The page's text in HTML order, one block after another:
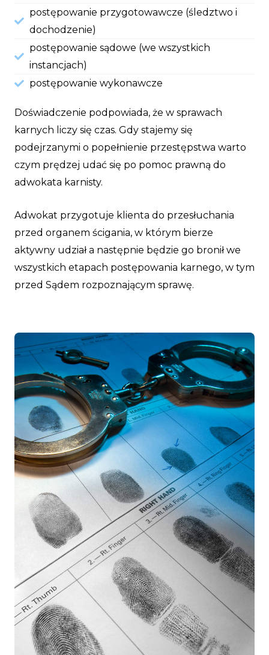
postępowanie przygotowawcze (śledztwo i
dochodzenie)
postępowanie sądowe (we wszystkich
instancjach)
postępowanie wykonawcze
Doświadczenie podpowiada, że w sprawach
karnych liczy się czas. Gdy stajemy się
podejrzanymi o popełnienie przestępstwa warto
czym prędzej udać się po pomoc prawną do
adwokata karnisty.
Adwokat przygotuje klienta do przesłuchania
przed organem ścigania, w którym bierze
aktywny udział a następnie będzie go bronił we
wszystkich etapach postępowania karnego, w tym
przed Sądem rozpoznającym sprawę.